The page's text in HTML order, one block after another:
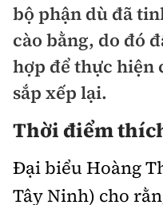
Chuyện dọc đường
Cải chính
Quy hoạch kiến trúc
Vật liệu xây dựng
Giám định chất lượng
Quản lý đô thị
Quản lý
Đường bộ
Hàng không
Đường sắt
Đăng kiểm
Kinh tế
Thị trường
Bảo hiểm
Pháp luật
Thanh tra
An ninh hình sự
Điều tra
An toàn giao thông
Giao thông 24h
Chất lượng sống
bộ phận dù đã
cào bằng, do đó
hợp để thực hiện
sắp xếp lại.
Thời điểm
Đại biểu Hoàng
Tây Ninh) cho